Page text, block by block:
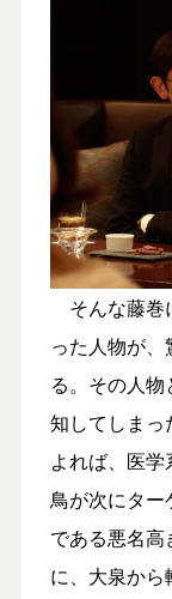
そんな藤巻
った人物が
る。その人
知してしまっ
よれば、医
鳥が次にター
である悪名
に、大泉か